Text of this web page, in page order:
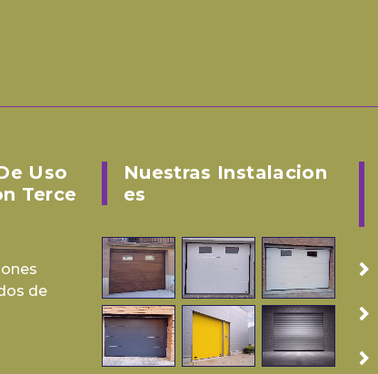
Uso
Terce
de
Nuestras Instalacion
Es